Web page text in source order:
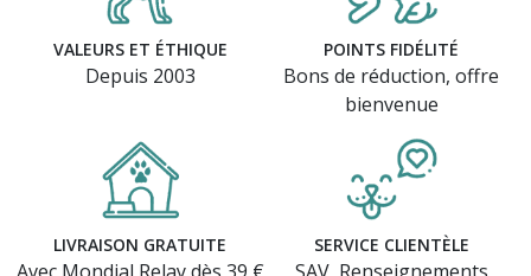
(1 avis)
VALEURS ET ÉTHIQUE
Depuis 2003
POINTS FIDÉLITÉ
Bons de réduction, offre
bienvenue
LIVRAISON GRATUITE SERVICE CLIENTÈLE